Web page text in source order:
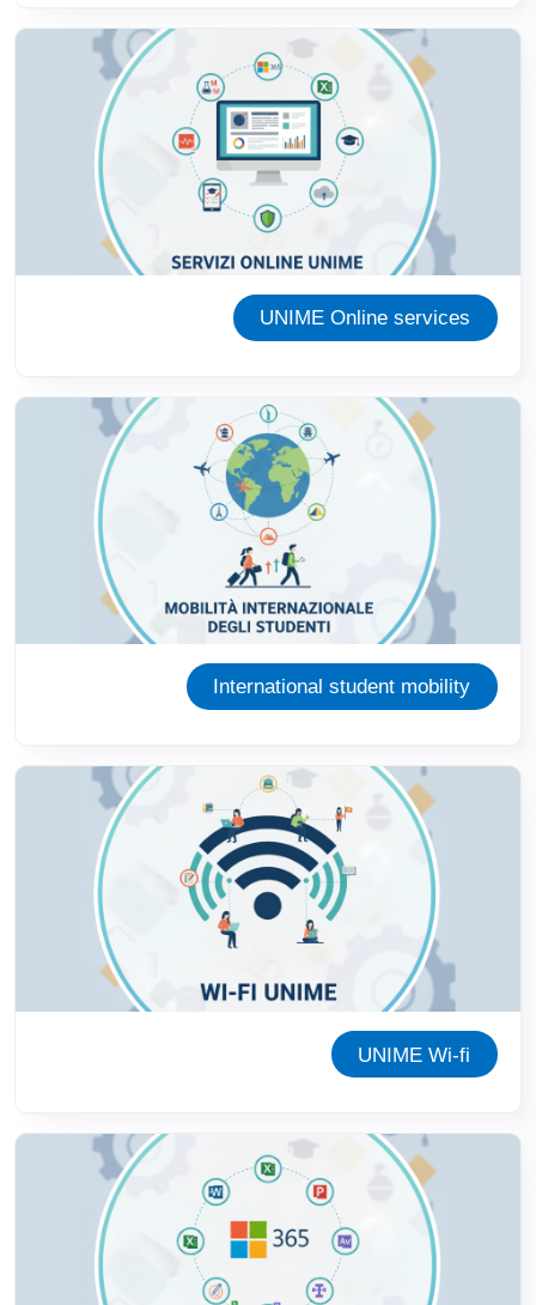
Immagine
UNIME Online services
Immagine
International student mobility
Immagine
UNIME Wi-fi
Immagine